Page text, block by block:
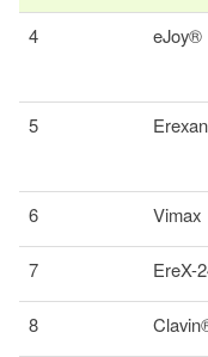
4 eJoy®
5 Erexan
6 Vimax
7 EreX-
8